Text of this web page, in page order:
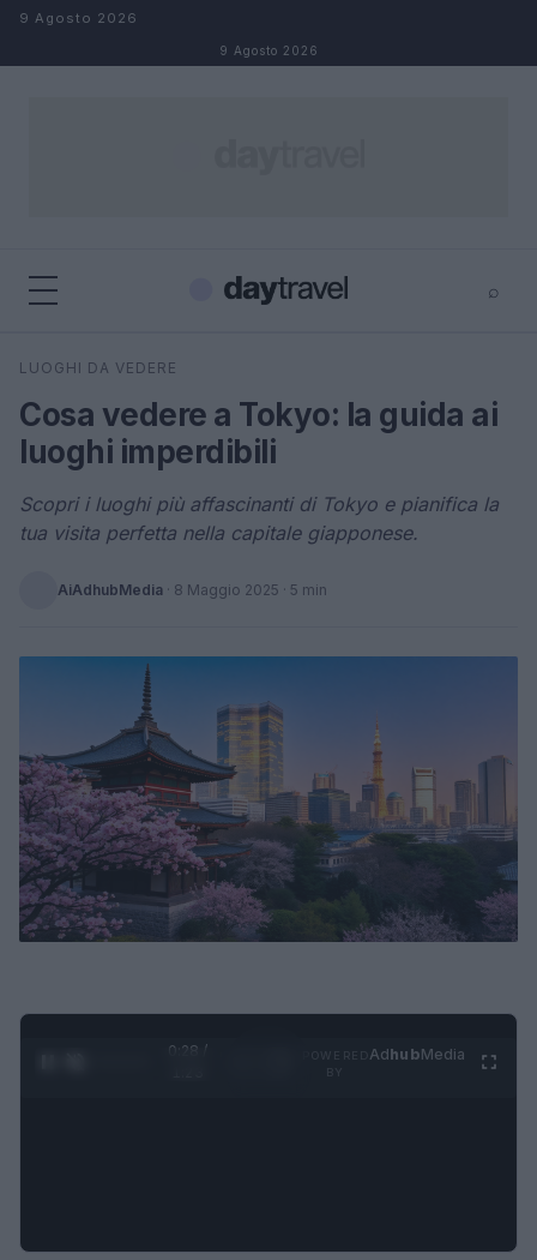
Salta al contenuto
9 Agosto 2026
9 Agosto 2026
⌕
Cerca
LUOGHI DA VEDERE
Cosa vedere a Tokyo: la guida ai
luoghi imperdibili
Scopri i luoghi più affascinanti di Tokyo e pianifica la
tua visita perfetta nella capitale giapponese.
AiAdhubMedia · 8 Maggio 2025 · 5 min
0:29 /
AdhubMedia